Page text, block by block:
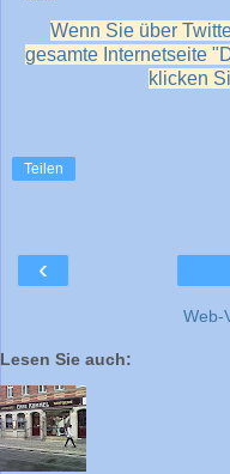
Wenn Sie über
gesamte Internetseite
klicken
Teilen
‹
Web-
Lesen Sie auch: